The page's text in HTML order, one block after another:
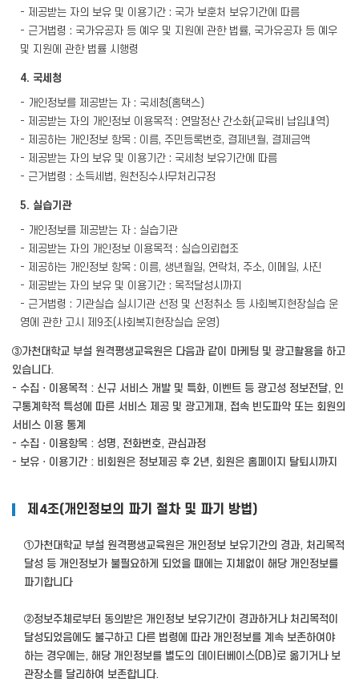
- 제공받는 자의 보유 및 이용기간 : 국가 보훈처 보유기간에 따름
- 근거법령 : 국가유공자 등 예우 및 지원에 관한 법률, 국가유공자 등 예우
및 지원에 관한 법률 시행령
4. 국세청
- 개인정보를 제공받는 자 : 국세청(홈택스)
- 제공받는 자의 개인정보 이용목적 : 연말정산 간소화(교육비 납입내역)
- 제공하는 개인정보 항목 : 이름, 주민등록번호, 결제년월, 결제금액
- 제공받는 자의 보유 및 이용기간 : 국세청 보유기간에 따름
- 근거법령 : 소득세법, 원천징수사무처리규정
5. 실습기관
- 개인정보를 제공받는 자 : 실습기관
- 제공받는 자의 개인정보 이용목적 : 실습의뢰협조
- 제공하는 개인정보 항목 : 이름, 생년월일, 연락처, 주소, 이메일, 사진
- 제공받는 자의 보유 및 이용기간 : 목적달성시까지
- 근거법령 : 기관실습 실시기관 선정 및 선정취소 등 사회복지현장실습 운
영에 관한 고시 제9조(사회복지현장실습 운영)
③가천대학교 부설 원격평생교육원은 다음과 같이 마케팅 및 광고활용을 하고
있습니다.
- 수집ㆍ이용목적 : 신규 서비스 개발 및 특화, 이벤트 등 광고성 정보전달, 인
구통계학적 특성에 따른 서비스 제공 및 광고게재, 접속 빈도파악 또는 회원의
서비스 이용 통계
- 수집ㆍ이용항목 : 성명, 전화번호, 관심과정
- 보유ㆍ이용기간 : 비회원은 정보제공 후 2년, 회원은 홈페이지 탈퇴시까지
제4조(개인정보의 파기 절차 및 파기 방법)
①가천대학교 부설 원격평생교육원은 개인정보 보유기간의 경과, 처리목적
달성 등 개인정보가 불필요하게 되었을 때에는 지체없이 해당 개인정보를
파기합니다
②정보주체로부터 동의받은 개인정보 보유기간이 경과하거나 처리목적이
달성되었음에도 불구하고 다른 법령에 따라 개인정보를 계속 보존하여야
하는 경우에는, 해당 개인정보를 별도의 데이터베이스(DB)로 옮기거나 보
관장소를 달리하여 보존합니다.